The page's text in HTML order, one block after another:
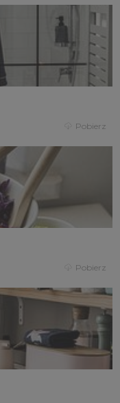
Pobierz
Pobierz